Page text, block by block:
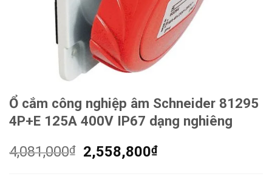
Ổ cắm công nghiệp âm Schneider 81295
4P+E 125A 400V IP67 dạng nghiêng
4,081,000₫
Giá
2,558,800₫Giá